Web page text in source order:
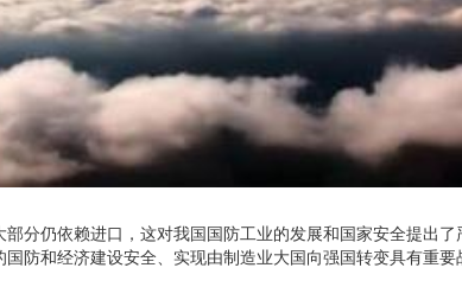
分仍依赖进口，这对我国国防工业的发展和国家安全提出
防和经济建设安全、实现由制造业大国向强国转变具有重要